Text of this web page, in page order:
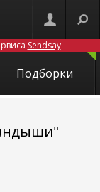
Sendsay
Подборки